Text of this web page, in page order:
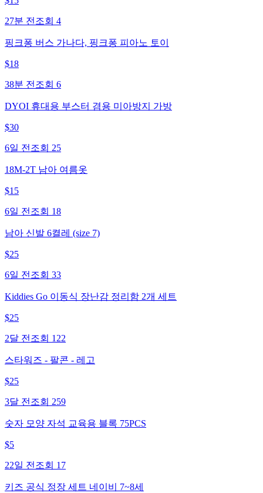
27분 전 조회 4
핑크퐁 버스 가나다, 핑크퐁 피아노 토이
$18
38분 전 조회 6
DYOI 휴대용 부스터 겸용 미아방지 가방
$30
6일 전 조회 25
18M-2T 남아 여름옷
$15
6일 전 조회 18
남아 신발 6켤레 (size 7)
$25
6일 전 조회 33
Kiddies Go 이동식 장난감 정리함 2개 세트
$25
2달 전 조회 122
스타워즈 - 팔콘 - 레고
$25
3달 전 조회 259
숫자 모양 자석 교육용 블록 75PCS
$5
22일 전 조회 17
키즈 공식 정장 세트 네이비 7~8세